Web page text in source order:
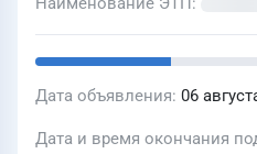
Дата объявления 06
Дата и время окончания